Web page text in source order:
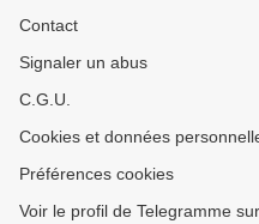
Contact
Signaler un abus
C.G.U.
Cookies et données
Préférences cookies
Voir le profil de Telegramme